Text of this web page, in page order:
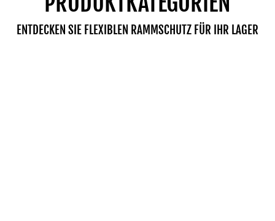
ENTDECKEN SIE FLEXIBLEN RAMMSCHUTZ FÜR IHR LAGER